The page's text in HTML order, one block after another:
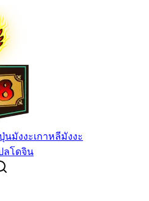
นมังงะเกาหลีมังงะ
ลโดจิน